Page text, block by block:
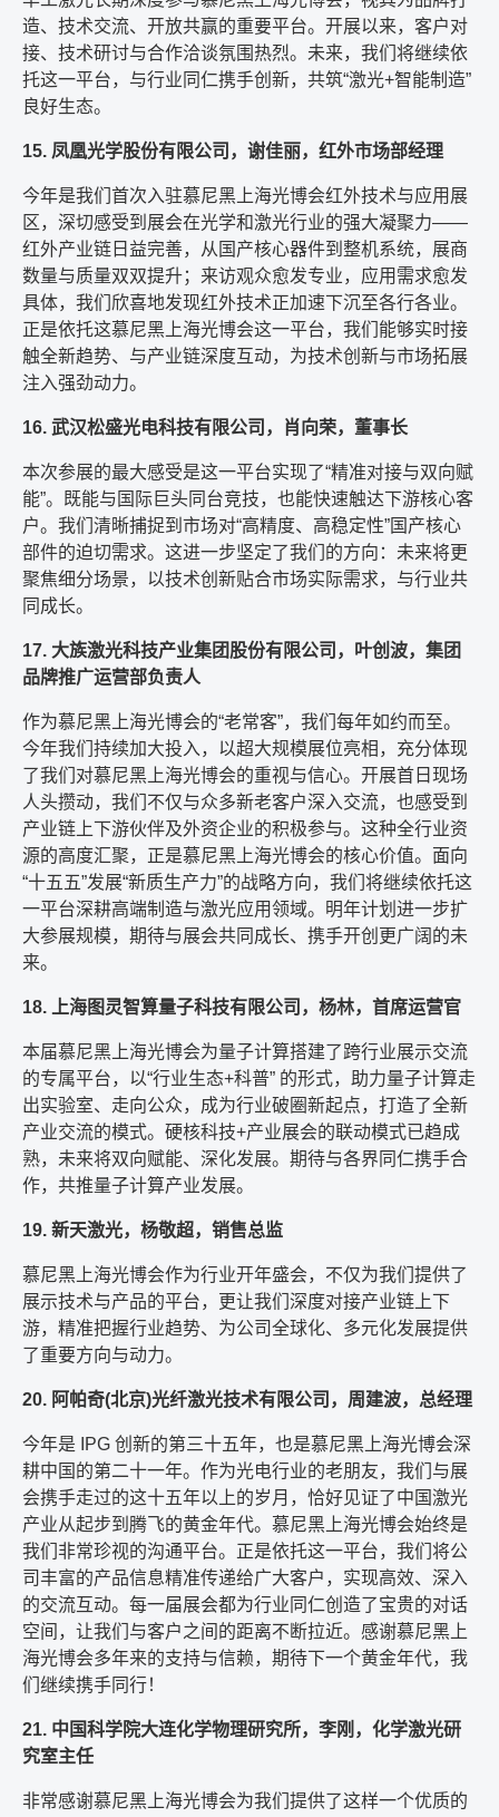
造、技术交流、开放共赢的重要平台。开展以来，客户对
接、技术研讨与合作洽谈氛围热烈。未来，我们将继续依
托这一平台，与行业同仁携手创新，共筑“激光+智能制造”
良好生态。
15. 凤凰光学股份有限公司，谢佳丽，红外市场部经理
今年是我们首次入驻慕尼黑上海光博会红外技术与应用展
区，深切感受到展会在光学和激光行业的强大凝聚力——
红外产业链日益完善，从国产核心器件到整机系统，展商
数量与质量双双提升；来访观众愈发专业，应用需求愈发
具体，我们欣喜地发现红外技术正加速下沉至各行各业。
正是依托这慕尼黑上海光博会这一平台，我们能够实时接
触全新趋势、与产业链深度互动，为技术创新与市场拓展
注入强劲动力。
16. 武汉松盛光电科技有限公司，肖向荣，董事长
本次参展的最大感受是这一平台实现了“精准对接与双向赋
能”。既能与国际巨头同台竞技，也能快速触达下游核心客
户。我们清晰捕捉到市场对“高精度、高稳定性”国产核心
部件的迫切需求。这进一步坚定了我们的方向：未来将更
聚焦细分场景，以技术创新贴合市场实际需求，与行业共
同成长。
17. 大族激光科技产业集团股份有限公司，叶创波，集团
品牌推广运营部负责人
作为慕尼黑上海光博会的“老常客”，我们每年如约而至。
今年我们持续加大投入，以超大规模展位亮相，充分体现
了我们对慕尼黑上海光博会的重视与信心。开展首日现场
人头攒动，我们不仅与众多新老客户深入交流，也感受到
产业链上下游伙伴及外资企业的积极参与。这种全行业资
源的高度汇聚，正是慕尼黑上海光博会的核心价值。面向
“十五五”发展“新质生产力”的战略方向，我们将继续依托这
一平台深耕高端制造与激光应用领域。明年计划进一步扩
大参展规模，期待与展会共同成长、携手开创更广阔的未
来。
18. 上海图灵智算量子科技有限公司，杨林，首席运营官
本届慕尼黑上海光博会为量子计算搭建了跨行业展示交流
的专属平台，以“行业生态+科普” 的形式，助力量子计算走
出实验室、走向公众，成为行业破圈新起点，打造了全新
产业交流的模式。硬核科技+产业展会的联动模式已趋成
熟，未来将双向赋能、深化发展。期待与各界同仁携手合
作，共推量子计算产业发展。
19. 新天激光，杨敬超，销售总监
慕尼黑上海光博会作为行业开年盛会，不仅为我们提供了
展示技术与产品的平台，更让我们深度对接产业链上下
游，精准把握行业趋势、为公司全球化、多元化发展提供
了重要方向与动力。
20. 阿帕奇(北京)光纤激光技术有限公司，周建波，总经理
今年是 IPG 创新的第三十五年，也是慕尼黑上海光博会深
耕中国的第二十一年。作为光电行业的老朋友，我们与展
会携手走过的这十五年以上的岁月，恰好见证了中国激光
产业从起步到腾飞的黄金年代。慕尼黑上海光博会始终是
我们非常珍视的沟通平台。正是依托这一平台，我们将公
司丰富的产品信息精准传递给广大客户，实现高效、深入
的交流互动。每一届展会都为行业同仁创造了宝贵的对话
空间，让我们与客户之间的距离不断拉近。感谢慕尼黑上
海光博会多年来的支持与信赖，期待下一个黄金年代，我
们继续携手同行！
21. 中国科学院大连化学物理研究所，李刚，化学激光研
究室主任
非常感谢慕尼黑上海光博会为我们提供了这样一个优质的